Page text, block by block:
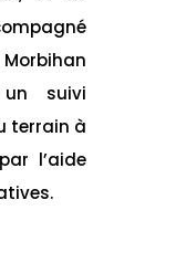
suivi
terrain à
l’aide